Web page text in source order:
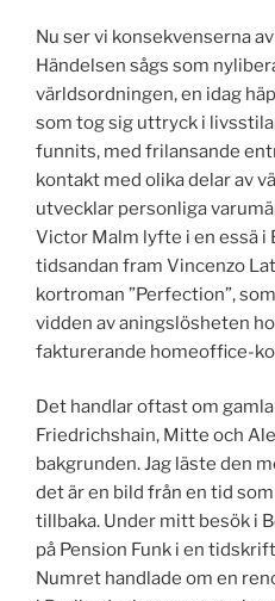
Nu ser vi konsekvenserna
Händelsen sågs som
världsordningen, en idag
som tog sig uttryck i
funnits, med frilansande
kontakt med olika delar av
utvecklar personliga
Victor Malm lyfte i en essä i
tidsandan fram Vincenzo
kortroman ”Perfection”,
vidden av aningslösheten
fakturerande homeoffice-
Det handlar oftast om
Friedrichshain, Mitte och
bakgrunden. Jag läste den
det är en bild från en tid
tillbaka. Under mitt besök i
på Pension Funk i en
Numret handlade om en